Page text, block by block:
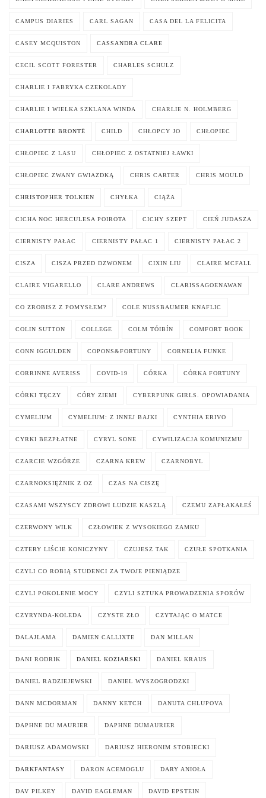
CAMPUS DIARIES CARL SAGAN CASA DEL LA FELICITA
CASEY MCQUISTON CASSANDRA CLARE
CECIL SCOTT FORESTER CHARLES SCHULZ
CHARLIE I FABRYKA CZEKOLADY
CHARLIE I WIELKA SZKLANA WINDA CHARLIE N. HOLMBERG
CHARLOTTE BRONTË CHILD CHŁOPCY JO CHŁOPIEC
CHŁOPIEC Z LASU CHŁOPIEC Z OSTATNIEJ ŁAWKI
CHŁOPIEC ZWANY GWIAZDKĄ CHRIS CARTER CHRIS MOULD
CHRISTOPHER TOLKIEN CHYŁKA CIĄŻA
CICHA NOC HERCULESA POIROTA CICHY SZEPT CIEŃ JUDASZA
CIERNISTY PAŁAC CIERNISTY PAŁAC 1 CIERNISTY PAŁAC 2
CISZA CISZA PRZED DZWONEM CIXIN LIU CLAIRE MCFALL
CLAIRE VIGARELLO CLARE ANDREWS CLARISSAGOENAWAN
CO ZROBISZ Z POMYSŁEM? COLE NUSSBAUMER KNAFLIC
COLIN SUTTON COLLEGE COLM TÓIBÍN COMFORT BOOK
CONN IGGULDEN COPONS&FORTUNY CORNELIA FUNKE
CORRINNE AVERISS COVID-19 CÓRKA CÓRKA FORTUNY
CÓRKI TĘCZY CÓRY ZIEMI CYBERPUNK GIRLS. OPOWIADANIA
CYMELIUM CYMELIUM: Z INNEJ BAJKI CYNTHIA ERIVO
CYRKI BEZPŁATNE CYRYL SONE CYWILIZACJA KOMUNIZMU
CZARCIE WZGÓRZE CZARNA KREW CZARNOBYL
CZARNOKSIĘŻNIK Z OZ CZAS NA CISZĘ
CZASAMI WSZYSCY ZDROWI LUDZIE KASZLĄ CZEMU ZAPŁAKAŁEŚ
CZERWONY WILK CZŁOWIEK Z WYSOKIEGO ZAMKU
CZTERY LIŚCIE KONICZYNY CZUJESZ TAK CZUŁE SPOTKANIA
CZYLI CO ROBIĄ STUDENCI ZA TWOJE PIENIĄDZE
CZYLI POKOLENIE MOCY CZYLI SZTUKA PROWADZENIA SPORÓW
CZYRYNDA-KOLEDA CZYSTE ZŁO CZYTAJĄC O MATCE
DALAJLAMA DAMIEN CALLIXTE DAN MILLAN
DANI RODRIK DANIEL KOZIARSKI DANIEL KRAUS
DANIEL RADZIEJEWSKI DANIEL WYSZOGRODZKI
DANN MCDORMAN DANNY KETCH DANUTA CHLUPOVA
DAPHNE DU MAURIER DAPHNE DUMAURIER
DARIUSZ ADAMOWSKI DARIUSZ HIERONIM STOBIECKI
DARKFANTASY DARON ACEMOGLU DARY ANIOŁA
DAV PILKEY DAVID EAGLEMAN DAVID EPSTEIN